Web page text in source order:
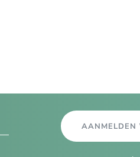
AANMELDEN